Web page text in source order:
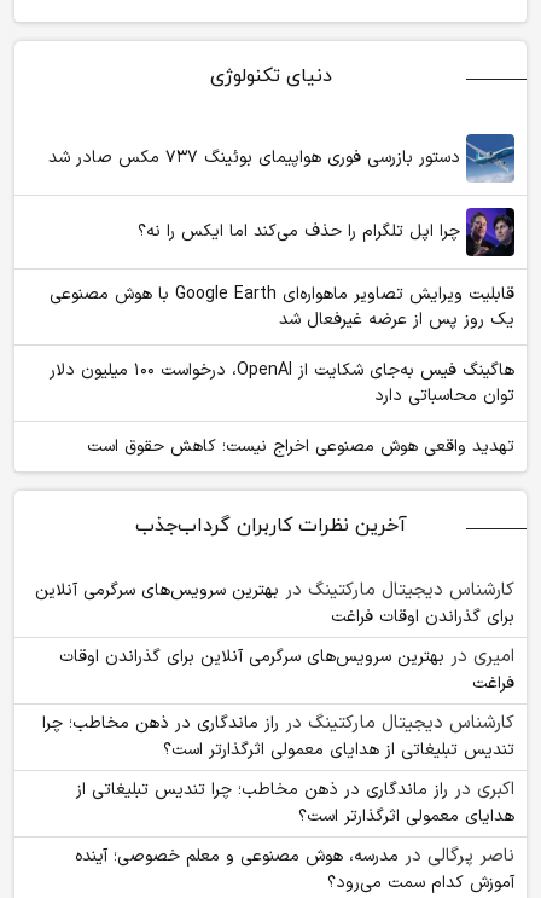
دنیای تکنولوژی
دستور بازرسی فوری هواپیمای بوئینگ ۷۳۷ مکس صادر شد
چرا اپل تلگرام را حذف می‌کند اما ایکس را نه؟
قابلیت ویرایش تصاویر ماهواره‌ای Google Earth با هوش مصنوعی
یک روز پس از عرضه غیرفعال شد
هاگینگ فیس به‌جای شکایت از OpenAI، درخواست ۱۰۰ میلیون دلار
توان محاسباتی دارد
تهدید واقعی هوش مصنوعی اخراج نیست؛ کاهش حقوق است
آخرین نظرات کاربران گرداب‌جذب
کارشناس دیجیتال مارکتینگ در بهترین سرویس‌های سرگرمی آنلاین
برای گذراندن اوقات فراغت
امیری در بهترین سرویس‌های سرگرمی آنلاین برای گذراندن اوقات
فراغت
کارشناس دیجیتال مارکتینگ در راز ماندگاری در ذهن مخاطب؛ چرا
تندیس تبلیغاتی از هدایای معمولی اثرگذارتر است؟
اکبری در راز ماندگاری در ذهن مخاطب؛ چرا تندیس تبلیغاتی از
هدایای معمولی اثرگذارتر است؟
ناصر پرگالی در مدرسه، هوش مصنوعی و معلم خصوصی؛ آینده
آموزش کدام سمت می‌رود؟